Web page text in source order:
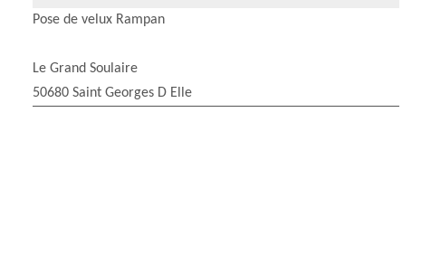
Pose de velux Rampan
Le Grand Soulaire
50680 Saint Georges D Elle